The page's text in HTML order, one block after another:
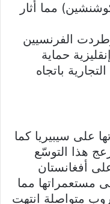
مما أثار
الفرنسيين
حماية
باتجاه
على سيبيريا كما
هذا التوسّع
أفغانستان
مستعمراتها مما
متواصلة انتهت